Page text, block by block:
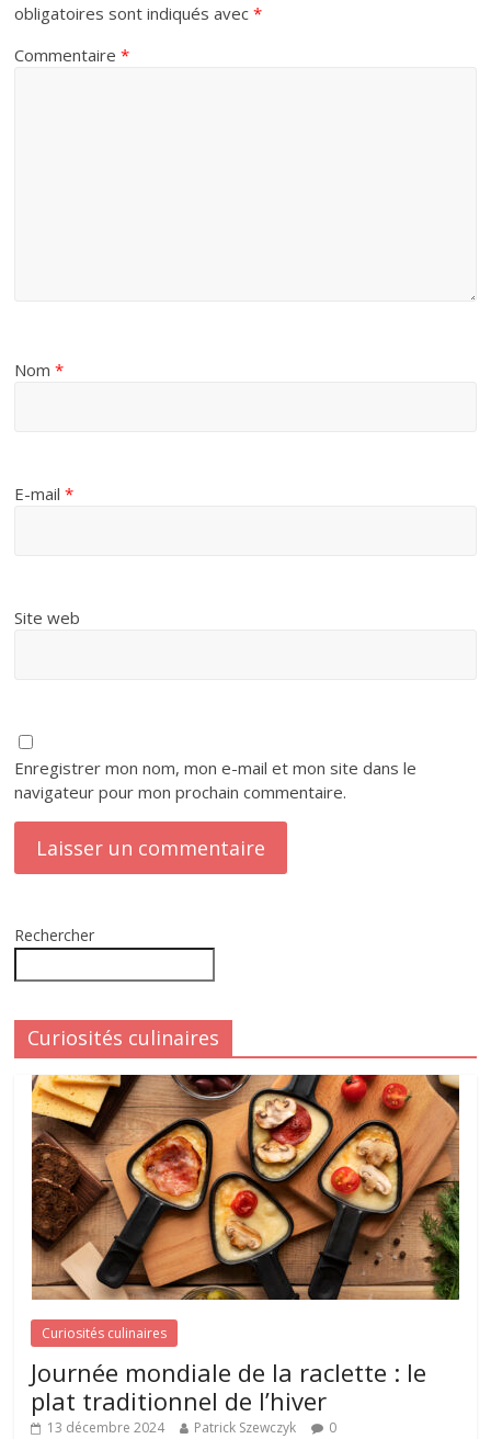
obligatoires sont indiqués avec*
Commentaire*
Nom*
E-mail*
Site web
Enregistrer mon nom, mon e-mail et mon site dans le
navigateur pour mon prochain commentaire.
Rechercher
Curiosités culinaires
Curiosités culinaires
Journée mondiale de la raclette : le
plat traditionnel de l’hiver
13 décembre 2024 Patrick Szewczyk 0